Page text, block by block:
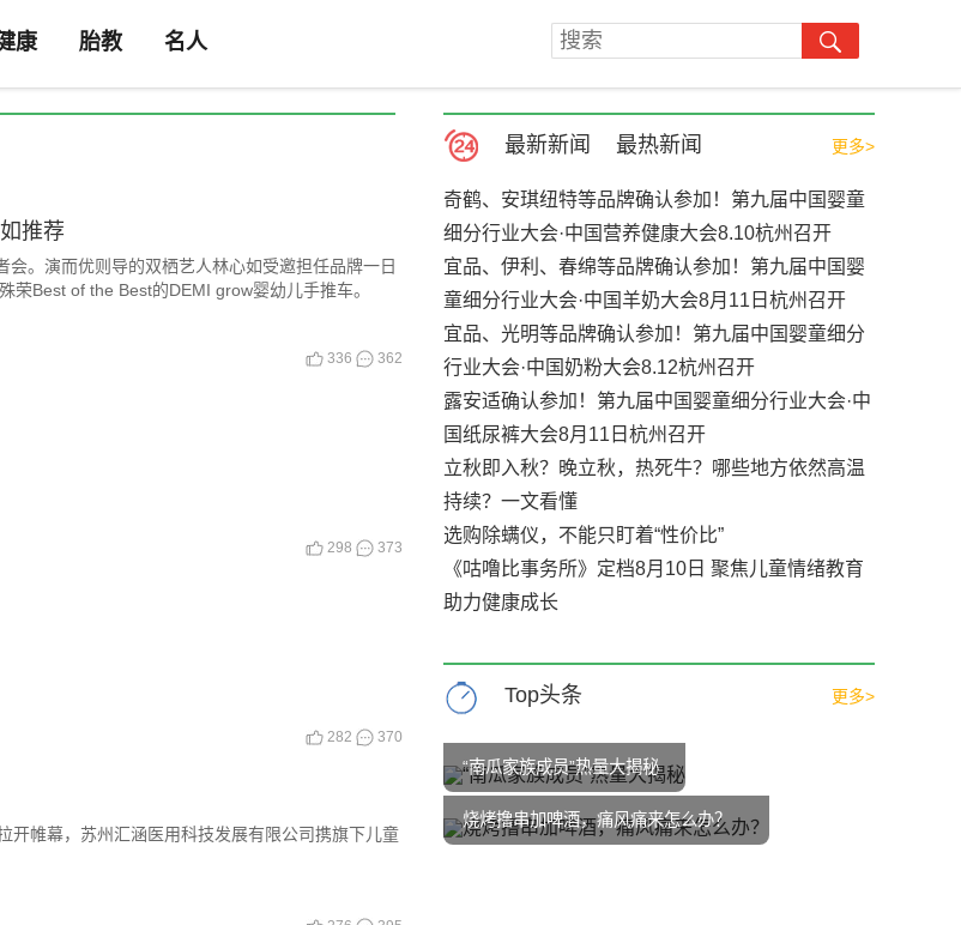
康 胎教 名人
推荐
。演而优则导的双栖艺人林心如受邀担任品牌一日
Best of the Best的DEMI grow婴幼儿手推车。
336 362
298 373
282 370
开帷幕，苏州汇涵医用科技发展有限公司携旗下儿童
最新新闻 最热新闻 更多>
奇鹤、安琪纽特等品牌确认参加！第九届中国婴童
细分行业大会·中国营养健康大会8.10杭州召开
宜品、伊利、春绵等品牌确认参加！第九届中国婴
童细分行业大会·中国羊奶大会8月11日杭州召开
宜品、光明等品牌确认参加！第九届中国婴童细分
行业大会·中国奶粉大会8.12杭州召开
露安适确认参加！第九届中国婴童细分行业大会·中
国纸尿裤大会8月11日杭州召开
立秋即入秋？晚立秋，热死牛？哪些地方依然高温
持续？一文看懂
选购除螨仪，不能只盯着“性价比”
《咕噜比事务所》定档8月10日 聚焦儿童情绪教育
助力健康成长
Top头条 更多>
“南瓜家族成员”热量大揭秘
烧烤撸串加啤酒，痛风痛来怎么办？